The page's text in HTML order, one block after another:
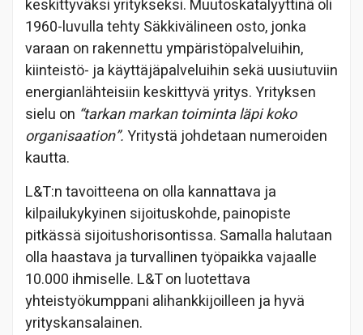
keskittyväksi yritykseksi. Muutoskatalyyttinä oli
1960-luvulla tehty Säkkivälineen osto, jonka
varaan on rakennettu ympäristöpalveluihin,
kiinteistö- ja käyttäjäpalveluihin sekä uusiutuviin
energianlähteisiin keskittyvä yritys. Yrityksen
sielu on “tarkan markan toiminta läpi koko
organisaation”.Yritystä johdetaan numeroiden
kautta.
L&T:n tavoitteena on olla kannattava ja
kilpailukykyinen sijoituskohde, painopiste
pitkässä sijoitushorisontissa. Samalla halutaan
olla haastava ja turvallinen työpaikka vajaalle
10.000 ihmiselle. L&T on luotettava
yhteistyökumppani alihankkijoilleen ja hyvä
yrityskansalainen.